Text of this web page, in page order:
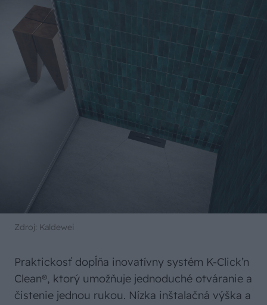
Zdroj: Kaldewei
Praktickosť dopĺňa inovatívny systém K-Click’n
Clean®, ktorý umožňuje jednoduché otváranie a
čistenie jednou rukou. Nízka inštalačná výška a